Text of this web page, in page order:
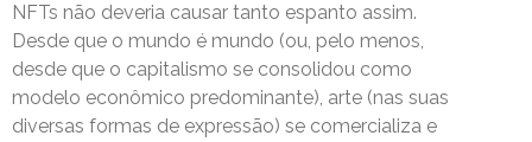
NFTs não deveria causar tanto espanto assim.
Desde que o mundo é mundo (ou, pelo menos,
desde que o capitalismo se consolidou como
modelo econômico predominante), arte (nas suas
diversas formas de expressão) se comercializa e